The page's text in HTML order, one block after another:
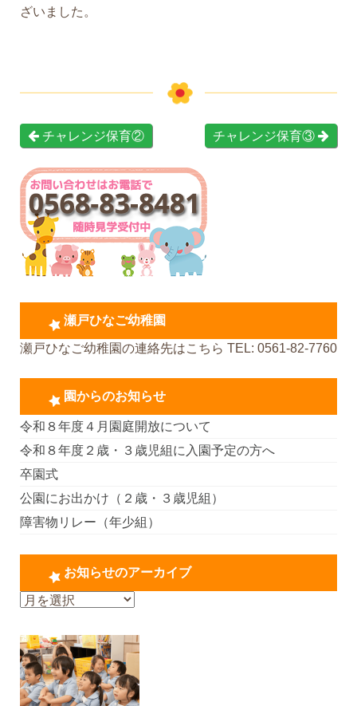
ざいました。
チャレンジ保育② チャレンジ保育③
瀬戸ひなご幼稚園
瀬戸ひなご幼稚園の連絡先はこちら TEL: 0561-82-7760
園からのお知らせ
令和８年度４月園庭開放について
令和８年度２歳・３歳児組に入園予定の方へ
卒園式
公園にお出かけ（２歳・３歳児組）
障害物リレー（年少組）
お知らせのアーカイブ
お
ら
せ
の
ア